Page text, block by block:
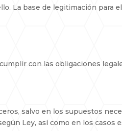
La base de legitimación para
con las obligaciones
salvo en los supuestos
Ley, así como en los casos